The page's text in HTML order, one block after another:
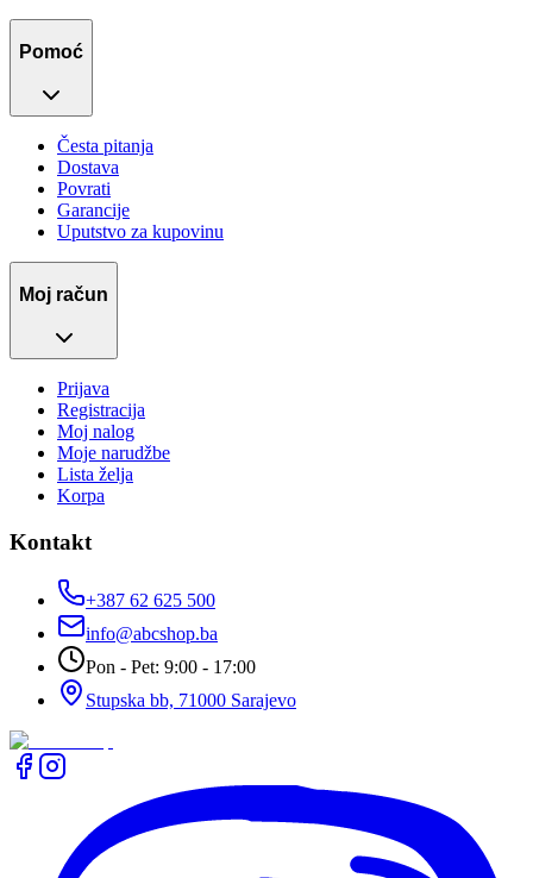
Pomoć
Česta pitanja
Dostava
Povrati
Garancije
Uputstvo za kupovinu
Moj račun
Prijava
Registracija
Moj nalog
Moje narudžbe
Lista želja
Korpa
Kontakt
+387 62 625 500
info@abcshop.ba
Pon - Pet: 9:00 - 17:00
Stupska bb, 71000 Sarajevo